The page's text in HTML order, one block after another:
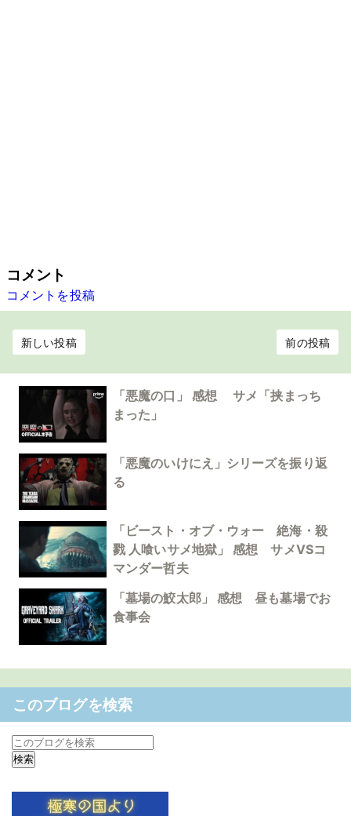
コメント
コメントを投稿
新しい投稿 前の投稿
「悪魔の口」 感想 サメ「挟まっち
まった」
「悪魔のいけにえ」シリーズを振り返
る
「ビースト・オブ・ウォー 絶海・殺
戮 人喰いサメ地獄」 感想 サメVSコ
マンダー哲夫
「墓場の鮫太郎」 感想 昼も墓場でお
食事会
このブログを検索